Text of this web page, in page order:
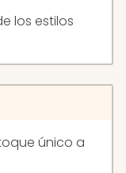
los estilos
único a